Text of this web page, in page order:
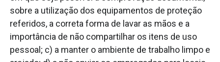
sobre a utilização dos equipamentos de proteção
referidos, a correta forma de lavar as mãos e a
importância de não compartilhar os itens de uso
pessoal; c) a manter o ambiente de trabalho limpo e